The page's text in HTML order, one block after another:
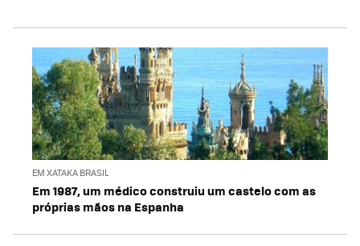
EM XATAKA BRASIL
Em 1987, um médico construiu um castelo com as
próprias mãos na Espanha